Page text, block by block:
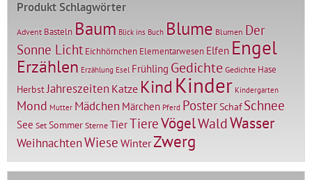
Produkt Schlagwörter
Advent Basteln Baum Blick ins Buch Blume Blumen Der
Sonne Licht Eichhörnchen Elementarwesen Elfen Engel
Erzählen Erzählung Esel Frühling Gedichte Gedichte Hase
HerbstJahreszeitenKatze KindKinder Kindergarten
Mond Mutter Mädchen Märchen Pferd PosterSchaf Schnee
See Set Sommer Sterne TierTiereVögelWaldWasser
WeihnachtenWiese WinterZwerg